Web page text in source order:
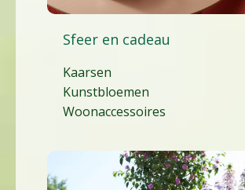
Sfeer en cadeau
Kaarsen
Kunstbloemen
Woonaccessoires